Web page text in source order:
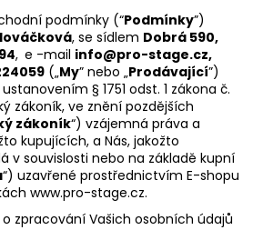
podmínky (“Podmínky”)
, se sídlem Dobrá 590,
, e -mail info@pro-stage.cz,
(„My” nebo „Prodávající”)
§ 1751 odst. 1 zákona č.
zákoník, ve znění pozdějších
zákoník“) vzájemná práva a
kupujících, a Nás, jakožto
v souvislosti nebo na základě kupní
“) uzavřené prostřednictvím E-shopu
www.pro-stage.cz.
zpracování Vašich osobních údajů